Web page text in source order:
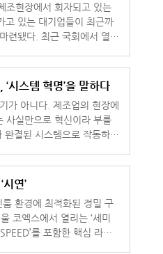
조현장에서 회자되고 있는
고 있는 대기업들이 최근까
에서 열린
시스템 혁명’을 말하다
가 아니다. 제조업의 현장에
사실만으로 혁신이라 부를
결된 시스템으로 작동하느
연’
환경에 최적화된 정밀 구
를 포함한 핵심 라인